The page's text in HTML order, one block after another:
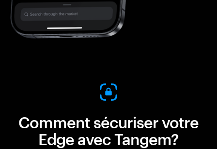
Comment sécuriser votre
Edge avec Tangem?